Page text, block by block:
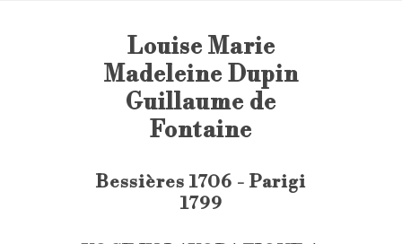
Louise Marie
Madeleine Dupin
Guillaume de
Fontaine
Bessières 1706 - Parigi
1799